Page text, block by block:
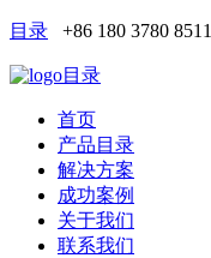
目录 +86 180 3780 8511
目录
首页
产品目录
解决方案
成功案例
关于我们
联系我们